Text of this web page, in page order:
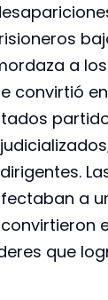
a
convirtió
a
que